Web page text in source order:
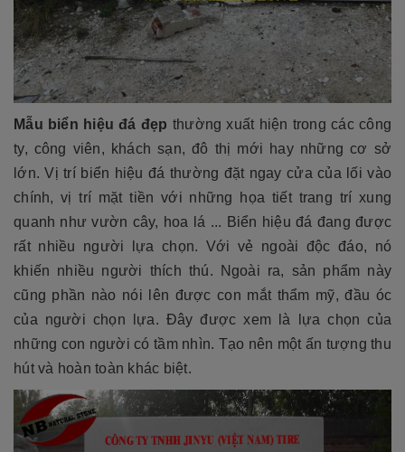
Mẫu biển hiệu đá đẹp thường xuất hiện trong các công
ty, công viên, khách sạn, đô thị mới hay những cơ sở
lớn. Vị trí biển hiệu đá thường đặt ngay cửa của lối vào
chính, vị trí mặt tiền với những họa tiết trang trí xung
quanh như vườn cây, hoa lá ... Biển hiệu đá đang được
rất nhiều người lựa chọn. Với vẻ ngoài độc đáo, nó
khiến nhiều người thích thú. Ngoài ra, sản phẩm này
cũng phần nào nói lên được con mắt thẩm mỹ, đầu óc
của người chọn lựa. Đây được xem là lựa chọn của
những con người có tầm nhìn. Tạo nên một ấn tượng thu
hút và hoàn toàn khác biệt.